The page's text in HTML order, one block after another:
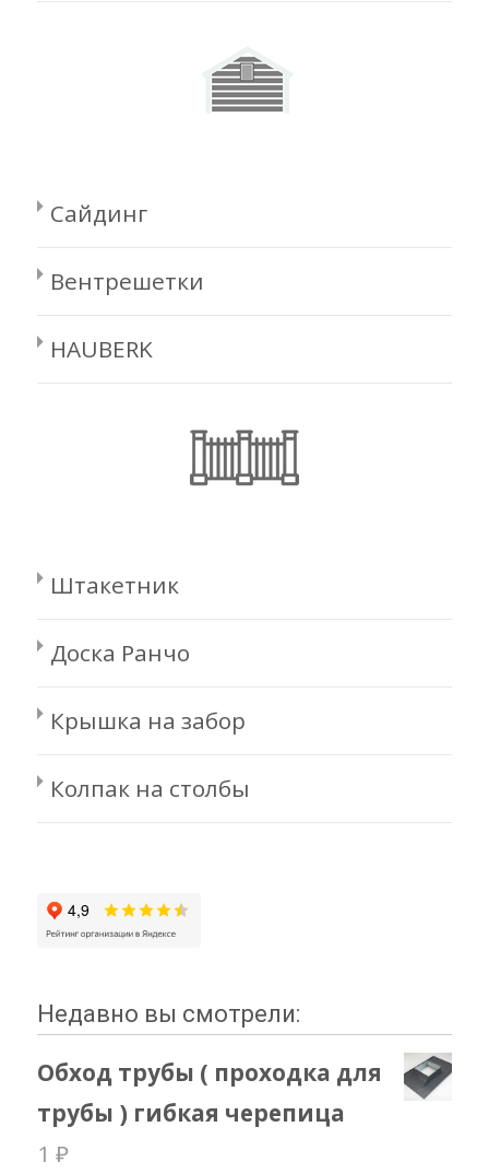
Сайдинг
Вентрешетки
HAUBERK
Штакетник
Доска Ранчо
Крышка на забор
Колпак на столбы
Недавно вы смотрели:
Обход трубы ( проходка для
трубы ) гибкая черепица
1 ₽